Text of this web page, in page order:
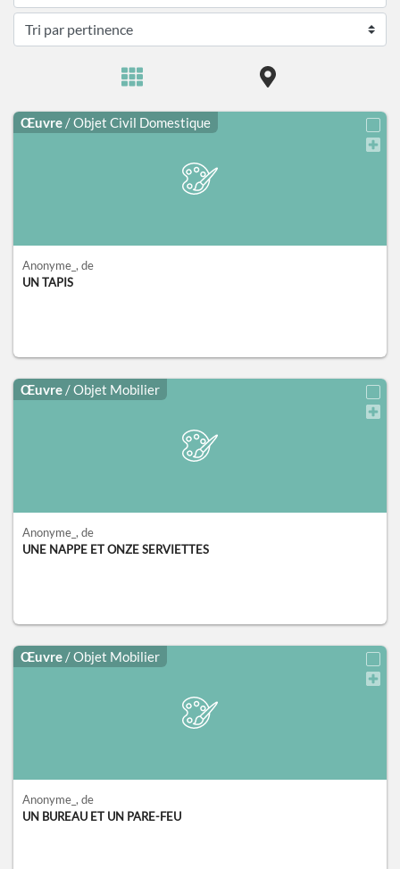
Œuvre / Objet Civil Domestique
Anonyme_ , de
UN TAPIS
Œuvre / Objet Mobilier
Anonyme_ , de
UNE NAPPE ET ONZE SERVIETTES
Œuvre / Objet Mobilier
Anonyme_ , de
UN BUREAU ET UN PARE-FEU